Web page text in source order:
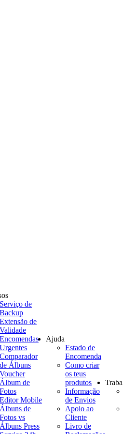
Serviço de
Backup
Extensão de
Validade
Encomendas
Urgentes
Comparador
de Álbuns
Voucher
Álbum de
Fotos
Editor Mobile
Álbuns de
Fotos vs
Álbuns Press
Ajuda
Estado de
Encomenda
Como criar
os teus
produtos
Informação
de Envios
Apoio ao
Cliente
Livro de